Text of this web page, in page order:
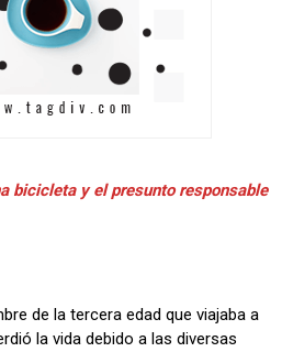
bicicleta y el presunto responsable
de la tercera edad que viajaba a
la vida debido a las diversas